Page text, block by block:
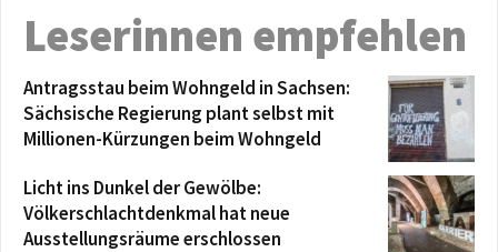
Leserinnen empfehlen
Antragsstau beim Wohngeld in Sachsen:
Sächsische Regierung plant selbst mit
Millionen-Kürzungen beim Wohngeld
Licht ins Dunkel der Gewölbe:
Völkerschlachtdenkmal hat neue
Ausstellungsräume erschlossen